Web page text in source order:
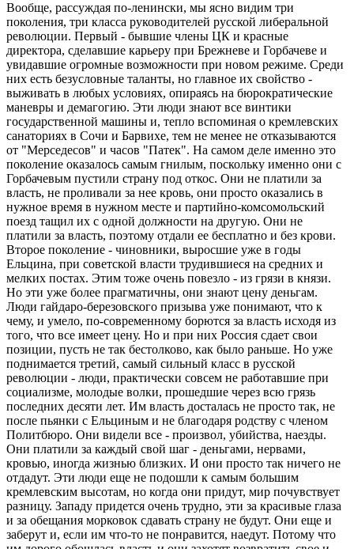
Вообще, рассуждая по-ленински, мы ясно видим три
поколения, три класса руководителей русской либеральной
революции. Первый - бывшие члены ЦК и красные
директора, сделавшие карьеру при Брежневе и Горбачеве и
увидавшие огромные возможности при новом режиме. Среди
них есть безусловные таланты, но главное их свойство -
выживать в любых условиях, опираясь на бюрократические
маневры и демагогию. Эти люди знают все винтики
государственной машины и, тепло вспоминая о кремлевских
санаториях в Сочи и Барвихе, тем не менее не отказываются
от "Мерседесов" и часов "Патек". На самом деле именно это
поколение оказалось самым гнилым, поскольку именно они с
Горбачевым пустили страну под откос. Они не платили за
власть, не проливали за нее кровь, они просто оказались в
нужное время в нужном месте и партийно-комсомольский
поезд тащил их с одной должности на другую. Они не
платили за власть, поэтому отдали ее бесплатно и без крови.
Второе поколение - чиновники, выросшие уже в годы
Ельцина, при советской власти трудившиеся на средних и
мелких постах. Этим тоже очень повезло - из грязи в князи.
Но эти уже более прагматичны, они знают цену деньгам.
Люди гайдаро-березовского призыва уже понимают, что к
чему, и умело, по-современному борются за власть исходя из
того, что все имеет цену. Но и при них Россия сдает свои
позиции, пусть не так бестолково, как было раньше. Но уже
поднимается третий, самый сильный класс в русской
революции - люди, практически совсем не работавшие при
социализме, молодые волки, прошедшие через всю грязь
последних десяти лет. Им власть досталась не просто так, не
после пьянки с Ельциным и не благодаря родству с членом
Политбюро. Они видели все - произвол, убийства, наезды.
Они платили за каждый свой шаг - деньгами, нервами,
кровью, иногда жизнью близких. И они просто так ничего не
отдадут. Эти люди еще не подошли к самым большим
кремлевским высотам, но когда они придут, мир почувствует
разницу. Западу придется очень трудно, эти за красивые глаза
и за обещания морковок сдавать страну не будут. Они еще и
заберут и, если им что-то не понравится, наедут. Потому что